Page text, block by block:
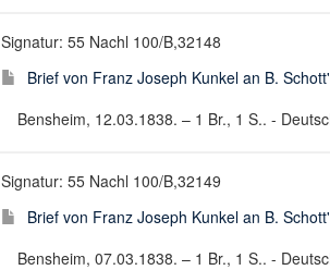
Signatur: 55 Nachl 100/B,32148
Brief von Franz Joseph Kunkel an B.
Bensheim, 12.03.1838. – 1 Br., 1 S.. -
Signatur: 55 Nachl 100/B,32149
Brief von Franz Joseph Kunkel an B.
Bensheim, 07.03.1838. – 1 Br., 1 S.. -